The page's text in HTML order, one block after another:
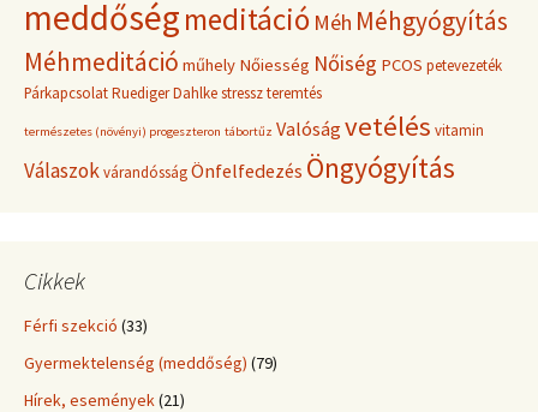
meddőségmeditáció Méh Méhgyógyítás
Méhmeditáció műhely Nőiesség Nőiség PCOS petevezeték
PárkapcsolatRuediger Dahlkestresszteremtés
természetes (növényi) progeszteron tábortűz Valóság vetélés vitamin
VálaszokvárandósságÖnfelfedezés Öngyógyítás
Cikkek
Férfi szekció (33)
Gyermektelenség (meddőség) (79)
Hírek, események(21)